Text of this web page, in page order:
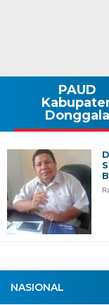
NASIONAL
PAUD
Donggala